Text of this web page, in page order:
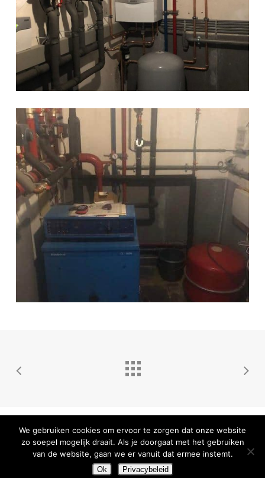
© 2026 Aqua and Fire. - Created byWe Are Knights - BE
0690.851.717
We gebruiken cookies om ervoor te zorgen dat onze website
zo soepel mogelijk draait. Als je doorgaat met het gebruiken
van de website, gaan we er vanuit dat ermee instemt.
Ok Privacybeleid